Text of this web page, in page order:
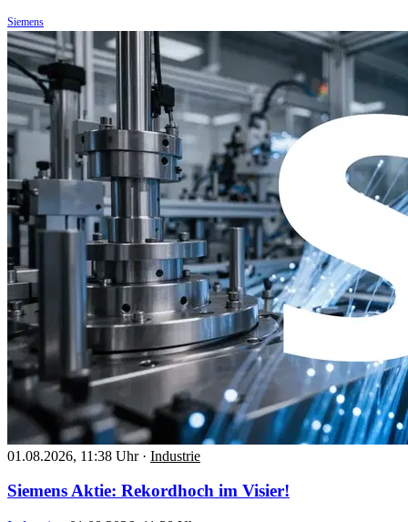
Siemens
01.08.2026, 11:38 Uhr · Industrie
Siemens Aktie: Rekordhoch im Visier!